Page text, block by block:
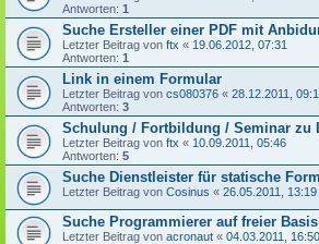
Antworten: 1
Suche Ersteller einer PDF mit
Letzter Beitrag von ftx « 19.06.2012, 07:31
Antworten: 1
Link in einem Formular
Letzter Beitrag von cs080376 « 28.12.2011,
Antworten: 3
Schulung / Fortbildung / Seminar zu
Letzter Beitrag von ftx « 10.09.2011, 05:46
Antworten: 5
Suche Dienstleister für statische
Letzter Beitrag von Cosinus « 26.05.2011, 13:19
Suche Programmierer auf freier
Letzter Beitrag von acronaut « 04.03.2011, 16:50